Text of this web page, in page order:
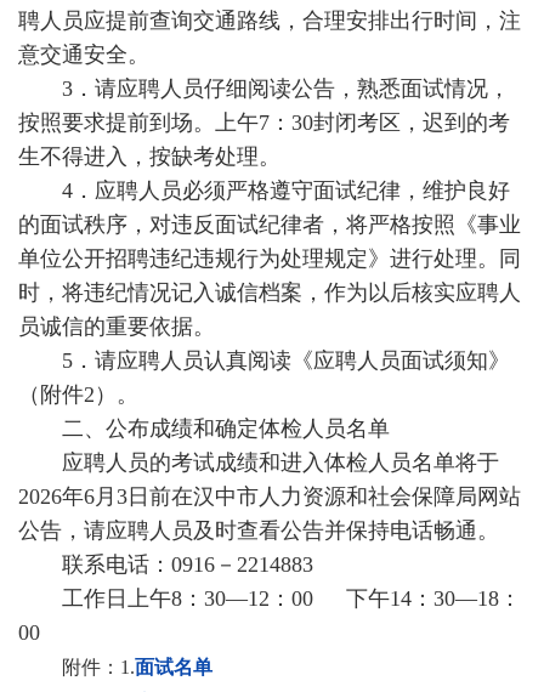
聘人员应提前查询交通路线，合理安排出行时间，注
意交通安全。
3．请应聘人员仔细阅读公告，熟悉面试情况，
按照要求提前到场。上午7：30封闭考区，迟到的考
生不得进入，按缺考处理。
4．应聘人员必须严格遵守面试纪律，维护良好
的面试秩序，对违反面试纪律者，将严格按照《事业
单位公开招聘违纪违规行为处理规定》进行处理。同
时，将违纪情况记入诚信档案，作为以后核实应聘人
员诚信的重要依据。
5．请应聘人员认真阅读《应聘人员面试须知》
（附件2）。
二、公布成绩和确定体检人员名单
应聘人员的考试成绩和进入体检人员名单将于
2026年6月3日前在汉中市人力资源和社会保障局网站
公告，请应聘人员及时查看公告并保持电话畅通。
联系电话：0916－2214883
工作日上午8：30—12：00 下午14：30—18：
00
附件：1.面试名单